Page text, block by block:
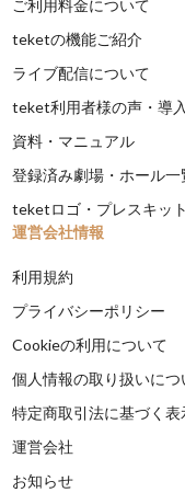
ご利用料金について
teketの機能ご紹介
ライブ配信について
teket利用者様の声・導
資料・マニュアル
登録済み劇場・ホール一
teketロゴ・プレスキッ
運営会社情報
利用規約
プライバシーポリシー
Cookieの利用について
個人情報の取り扱いにつ
特定商取引法に基づく表
運営会社
お知らせ